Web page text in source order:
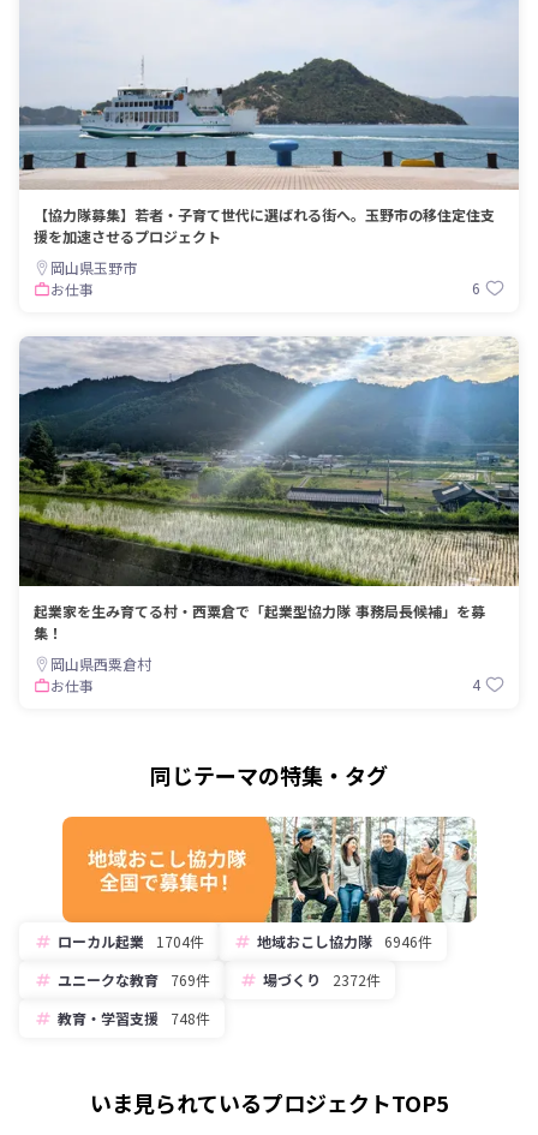
【協力隊募集】若者・子育て世代に選ばれる街へ。玉野市の移住定住支
援を加速させるプロジェクト
岡山県玉野市
お仕事
6
起業家を生み育てる村・西粟倉で「起業型協力隊 事務局長候補」を募
集！
岡山県西粟倉村
お仕事
4
同じテーマの特集・タグ
ローカル起業 1704件 地域おこし協力隊
6946件
ユニークな教育
769件 場づくり
2372件
教育・学習支援
748件
いま見られているプロジェクトTOP5